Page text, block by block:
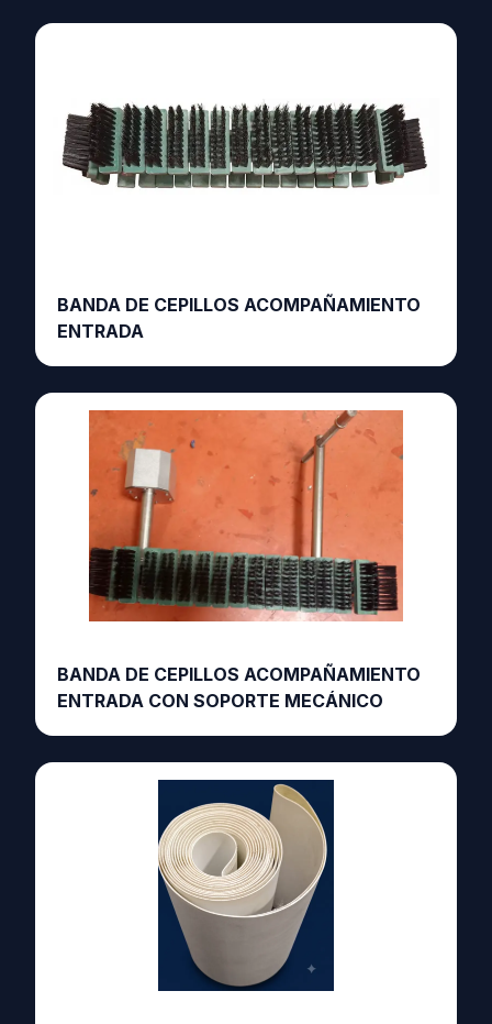
BANDA DE CEPILLOS ACOMPAÑAMIENTO
ENTRADA
BANDA DE CEPILLOS ACOMPAÑAMIENTO
ENTRADA CON SOPORTE MECÁNICO